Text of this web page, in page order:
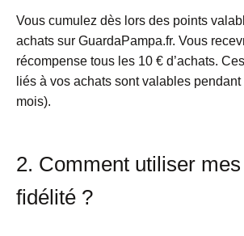
Vous cumulez dès lors des points
achats sur GuardaPampa.fr. Vous
récompense tous les 10 € d’achats.
liés à vos achats sont valables
mois).
2. Comment utiliser
fidélité ?